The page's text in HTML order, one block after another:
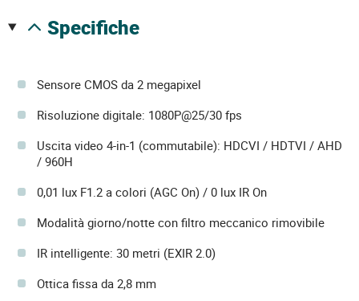
specifiche
Sensore CMOS da 2 megapixel
Risoluzione digitale: 1080P@25/30 fps
Uscita video 4-in-1 (commutabile): HDCVI / HDTVI / AHD
/ 960H
0,01 lux F1.2 a colori (AGC On) / 0 lux IR On
Modalità giorno/notte con filtro meccanico rimovibile
IR intelligente: 30 metri (EXIR 2.0)
Ottica fissa da 2,8 mm